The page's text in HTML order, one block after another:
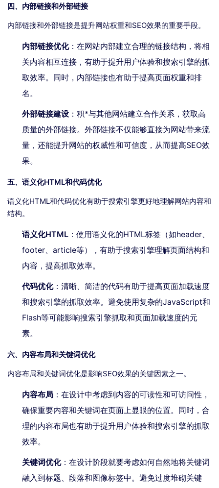
四、内部链接和外部链接
内部链接和外部链接是提升网站权重和SEO效果的重要手段。
内部链接优化：在网站内部建立合理的链接结构，将相
关内容相互连接，有助于提升用户体验和搜索引擎的抓
取效率。同时，内部链接也有助于提高页面权重和排
名。
外部链接建设 ：积*与其他网站建立合作关系，获取高
质量的外部链接。外部链接不仅能够直接为网站带来流
量，还能提升网站的权威性和可信度，从而提高SEO效
果。
五、语义化HTML和代码优化
语义化HTML和代码优化有助于搜索引擎更好地理解网站内容和
结构。
语义化HTML ：使用语义化的HTML标签（如header、
footer、article等），有助于搜索引擎理解页面结构和
内容，提高抓取效率。
代码优化：清晰、简洁的代码有助于提高页面加载速度
和搜索引擎的抓取效率。避免使用复杂的JavaScript和
Flash等可能影响搜索引擎抓取和页面加载速度的元
素。
六、内容布局和关键词优化
内容布局和关键词优化是影响SEO效果的关键因素之一。
内容布局 ：在设计中考虑到内容的可读性和可访问性，
确保重要内容和关键词在页面上显眼的位置。同时，合
理的内容布局也有助于提升用户体验和搜索引擎的抓取
效率。
关键词优化：在设计阶段就要考虑如何自然地将关键词
融入到标题、段落和图像标签中。避免过度堆砌关键